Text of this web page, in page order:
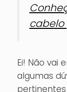
Ei! Não vai
algumas